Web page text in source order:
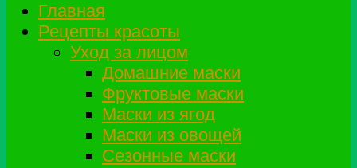
Главная
Рецепты красоты
Уход за лицом
Домашние маски
Фруктовые маски
Маски из ягод
Маски из овощей
Сезонные маски